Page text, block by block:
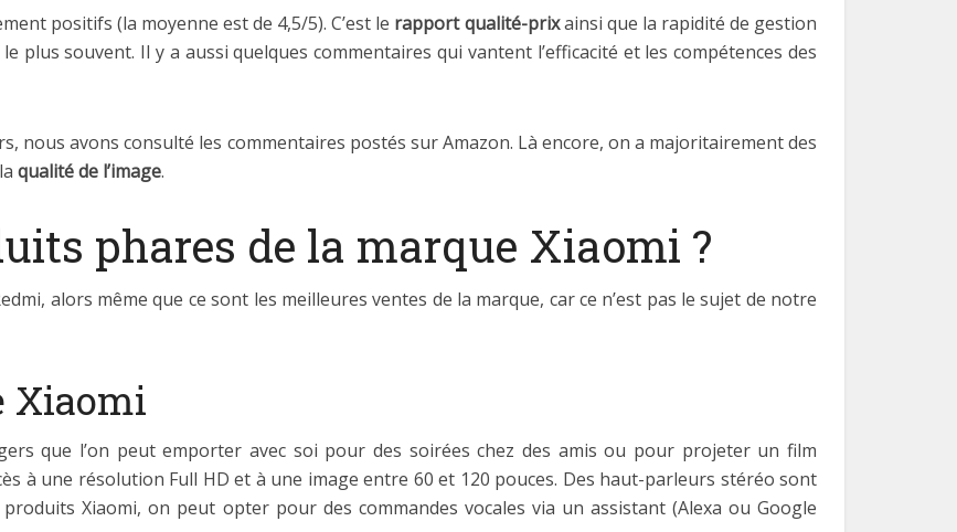
positifs (la moyenne est de 4,5/5). C’est le rapport qualité-prixainsi que la rapidité de gestion
plus souvent. Il y a aussi quelques commentaires qui vantent l’efficacité et les compétences des
nous avons consulté les commentaires postés sur Amazon. Là encore, on a majoritairement des
qualité de l’image.
phares de la marque Xiaomi ?
alors même que ce sont les meilleures ventes de la marque, car ce n’est pas le sujet de notre
Xiaomi
que l’on peut emporter avec soi pour des soirées chez des amis ou pour projeter un film
à une résolution Full HD et à une image entre 60 et 120 pouces. Des haut-parleurs stéréo sont
Xiaomi, on peut opter pour des commandes vocales via un assistant (Alexa ou Google